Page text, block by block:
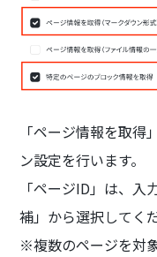
「ページ情報を取得
ン設定を行います。
「ページID」は、
補」から選択してく
※複数のページを対